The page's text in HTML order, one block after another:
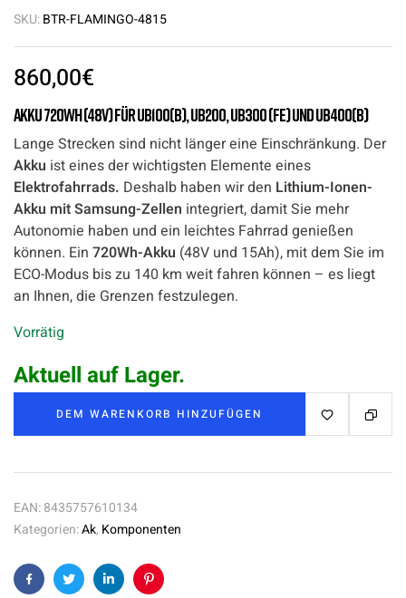
SKU:BTR-FLAMINGO-4815
860,00€
Akku720Wh (48V)für UB100(B), UB200, UB300 (FE) und UB400(B)
Lange Strecken sind nicht länger eine Einschränkung. Der
Akku ist eines der wichtigsten Elemente eines
Elektrofahrrads. Deshalb haben wir den Lithium-Ionen-
Akku mit Samsung-Zellen integriert, damit Sie mehr
Autonomie haben und ein leichtes Fahrrad genießen
können. Ein 720Wh-Akku (48V und 15Ah), mit dem Sie im
ECO-Modus bis zu 140 km weit fahren können – es liegt
an Ihnen, die Grenzen festzulegen.
Vorrätig
Aktuell auf Lager.
DEM WARENKORB HINZUFÜGEN
EAN:8435757610134
Kategorien:Ak, Komponenten
FacebookTwitterLinkedinPinterest